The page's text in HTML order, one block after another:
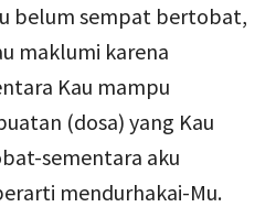
belum sempat bertobat,
maklumi karena
Kau mampu
(dosa) yang Kau
sementara aku
mendurhakai-Mu.